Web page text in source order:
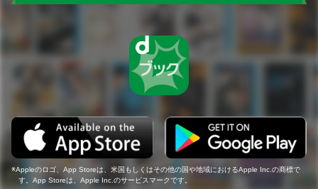
Appleのロゴ、App Storeは、米国もしくはその他の国や地域におけるApple Inc.の商標で
す。App Storeは、Apple Inc.のサービスマークです。